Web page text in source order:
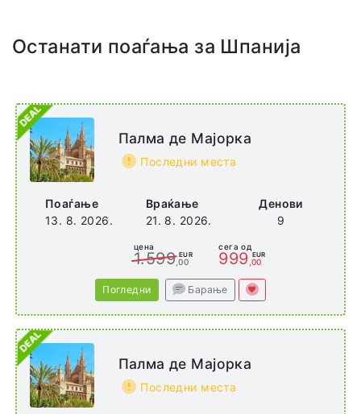
35
Málaga-Este
29016 Málaga
Spain
Останати поаѓања за Шпанија
Поаѓање
13. 8. 2026.
Враќање
21. 8. 2026.
Денови
9
Палма де Мајорка
Последни места
цена
1.599 EUR
,00
сега од
999 EUR
,00
Погледни Барање
Палма де Мајорка
Последни места